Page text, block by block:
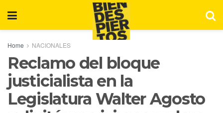
Home NACIONALES
Reclamo del bloque
justicialista en la
Legislatura Walter Agosto